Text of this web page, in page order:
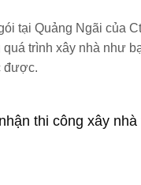
tại Quảng Ngãi của
quá trình xây nhà như
được.
thi công xây